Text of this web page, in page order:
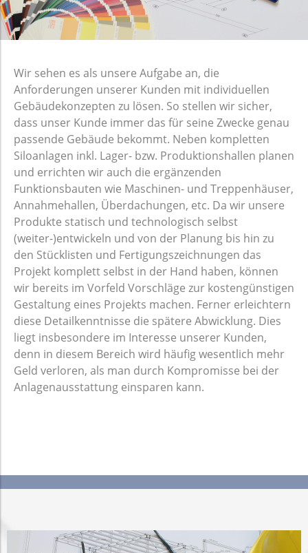
Schüttwände /
Lagerhallen für Schüttgüter
ERGÄNZENDE KOMPONENTEN
Annahme- und Verladegebäude
Maschinenhäuser
Gebäudehüllen
Annahmegossen
Wir sehen es als unsere Aufgabe an, die
Anforderungen unserer Kunden mit individuellen
Gebäudekonzepten zu lösen. So stellen wir sicher,
dass unser Kunde immer das für seine Zwecke genau
passende Gebäude bekommt. Neben kompletten
Siloanlagen inkl. Lager- bzw. Produktionshallen planen
und errichten wir auch die ergänzenden
Funktionsbauten wie Maschinen- und Treppenhäuser,
Annahmehallen, Überdachungen, etc. Da wir unsere
Produkte statisch und technologisch selbst
(weiter-)entwickeln und von der Planung bis hin zu
den Stücklisten und Fertigungszeichnungen das
Projekt komplett selbst in der Hand haben, können
wir bereits im Vorfeld Vorschläge zur kostengünstigen
Gestaltung eines Projekts machen. Ferner erleichtern
diese Detailkenntnisse die spätere Abwicklung. Dies
liegt insbesondere im Interesse unserer Kunden,
denn in diesem Bereich wird häufig wesentlich mehr
Geld verloren, als man durch Kompromisse bei der
Anlagenausstattung einsparen kann.